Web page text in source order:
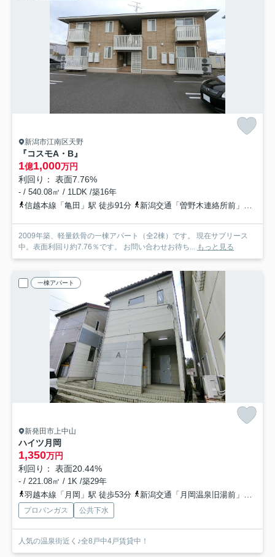
新潟市江南区天野
『コスモA・B』
1億1,000万円
利回り： 表面7.76%
- / 540.08㎡ / 1LDK /築16年
信越本線「亀田」駅 徒歩91分
新潟交通「曽野木連絡所前」バス停下車 徒歩1分
2009年築、軽量鉄骨の一棟アパート（全2棟）です。 現在サブリース
中。表面利回り約7.76％です。 お問い合わせお待ち... もっと見る
一棟アパート
新発田市上中山
ハイツ月岡
1,350万円
利回り： 表面20.44%
- / 221.08㎡ / 1K /築29年
羽越本線「月岡」駅 徒歩53分
新潟交通「月岡温泉旧湯前」バス停下車 徒歩4分
プロパンガス 公共下水
人気の温泉街近く♪全8戸中4戸賃貸中！